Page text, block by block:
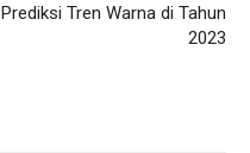
Prediksi Tren Warna di Tahun
2023